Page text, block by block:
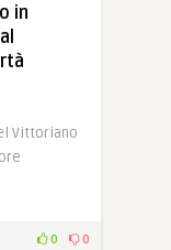
in
Vittoriano
0 0